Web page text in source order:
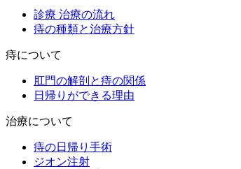
診療 治療の流れ
痔の種類と治療方針
痔について
肛門の解剖と痔の関係
日帰りができる理由
治療について
痔の日帰り手術
ジオン注射